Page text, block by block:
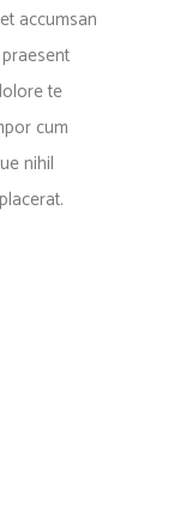
accumsan
te
cum
nihil